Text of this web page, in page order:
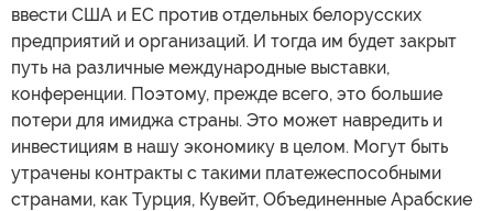
ввести США и ЕС против отдельных белорусских
предприятий и организаций. И тогда им будет закрыт
путь на различные международные выставки,
конференции. Поэтому, прежде всего, это большие
потери для имиджа страны. Это может навредить и
инвестициям в нашу экономику в целом. Могут быть
утрачены контракты с такими платежеспособными
странами, как Турция, Кувейт, Объединенные Арабские